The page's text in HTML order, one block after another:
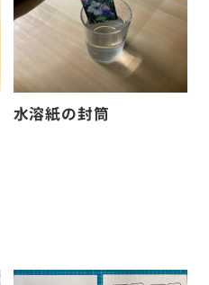
水溶紙の封筒